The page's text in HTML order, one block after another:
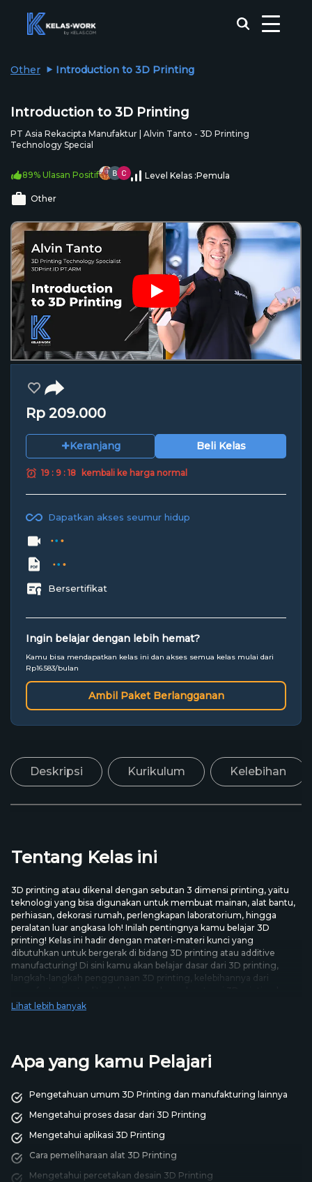
Other Introduction to 3D Printing
Introduction to 3D Printing
PT Asia Rekacipta Manufaktur | Alvin Tanto - 3D Printing
Technology Special
89% Ulasan Positif Level Kelas :Pemula
Other
Rp 209.000
+Keranjang Beli Kelas
19 : 9 : 18 kembali ke harga normal
Dapatkan akses seumur hidup
Bersertifikat
Ingin belajar dengan lebih hemat?
Kamu bisa mendapatkan kelas ini dan akses semua kelas mulai dari
Rp16.583/bulan
Ambil Paket Berlangganan
Deskripsi Kurikulum Kelebihan
Tentang Kelas ini
3D printing atau dikenal dengan sebutan 3 dimensi printing, yaitu
teknologi yang bisa digunakan untuk membuat mainan, alat bantu,
perhiasan, dekorasi rumah, perlengkapan laboratorium, hingga
peralatan luar angkasa loh! Inilah pentingnya kamu belajar 3D
printing! Kelas ini hadir dengan materi-materi kunci yang
dibutuhkan untuk bergerak di bidang 3D printing atau additive
manufacturing! Di sini kamu akan belajar dasar dari 3D printing,
langkah-langkah penggunaan 3D printing, kelebihannya dari
depannya loh! Pelajari keseluruhan 3D printing di sini!
Lihat lebih banyak
Apa yang kamu Pelajari
Pengetahuan umum 3D Printing dan manufakturing lainnya
Mengetahui proses dasar dari 3D Printing
Mengetahui aplikasi 3D Printing
Cara pemeliharaan alat 3D Printing
Mengetahui percetakan desain 3D Printing